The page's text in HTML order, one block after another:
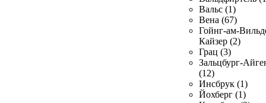
Вальс (1)
Вена (67)
Гойнг-ам-
Кайзер (2)
Грац (3)
Зальцбург-
(12)
Инсбрук (1)
Йохберг (1)